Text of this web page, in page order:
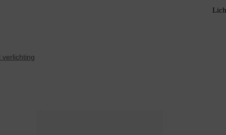
verlichting